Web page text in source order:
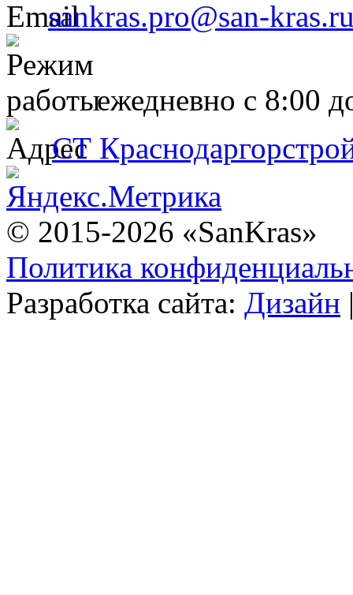
sankras.pro@san-
ежедневно с 8:00
СТ
© 2015-2026 «SanKras»
Политика
Разработка сайта: Дизайн